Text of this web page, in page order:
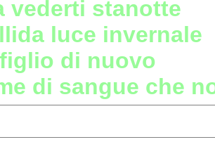
vederti stanotte
luce invernale
di nuovo
di sangue che